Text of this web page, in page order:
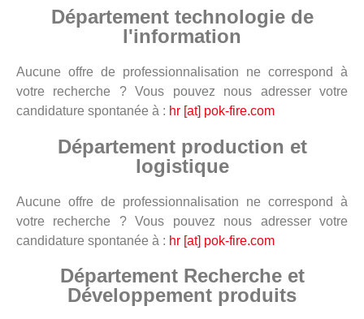
Département technologie de
l'information
Aucune offre de professionnalisation ne correspond à
votre recherche ? Vous pouvez nous adresser votre
candidature spontanée à : hr [at] pok-fire.com
Département production et
logistique
Aucune offre de professionnalisation ne correspond à
votre recherche ? Vous pouvez nous adresser votre
candidature spontanée à : hr [at] pok-fire.com
Département Recherche et
Développement produits